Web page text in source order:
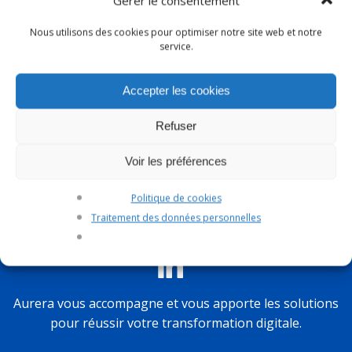
Nous utilisons des cookies pour optimiser notre site web et notre
service.
Accepter les cookies
Refuser
Voir les préférences
Politique de cookies
Traitement des données personnelles
ADRESSE DE CORRESPONDANCE
2 ter rue Louis Armand
75015 Paris
France
Aurera vous accompagne et vous apporte les solutions
pour réussir votre transformation digitale.